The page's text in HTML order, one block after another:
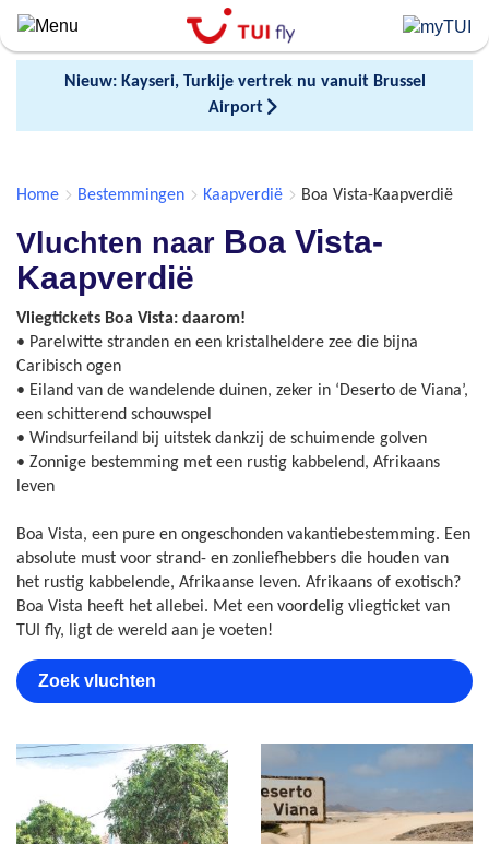
Skip
to
main
Nieuw: Kayseri, Turkije vertrek nu vanuit Brussel
Airport
Home Bestemmingen Kaapverdië Boa Vista-Kaapverdië
Vluchten naar Boa Vista-
Kaapverdië
Vliegtickets Boa Vista: daarom!
• Parelwitte stranden en een kristalheldere zee die bijna
Caribisch ogen
• Eiland van de wandelende duinen, zeker in ‘Deserto de Viana’,
een schitterend schouwspel
• Windsurfeiland bij uitstek dankzij de schuimende golven
• Zonnige bestemming met een rustig kabbelend, Afrikaans
leven
Boa Vista, een pure en ongeschonden vakantiebestemming. Een
absolute must voor strand- en zonliefhebbers die houden van
het rustig kabbelende, Afrikaanse leven. Afrikaans of exotisch?
Boa Vista heeft het allebei. Met een voordelig vliegticket van
TUI fly, ligt de wereld aan je voeten!
Zoek vluchten